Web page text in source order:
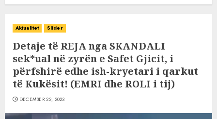
Aktualitet Slider
Detaje të REJA nga SKANDALI
sek*ual në zyrën e Safet Gjicit, i
përfshirë edhe ish-kryetari i qarkut
të Kukësit! (EMRI dhe ROLI i tij)
DECEMBER 22, 2023